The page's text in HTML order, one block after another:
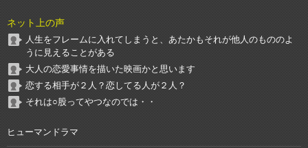
ネット上の声
人生をフレームに入れてしまうと、あたかもそれが他人のもののよ
うに見えることがある
大人の恋愛事情を描いた映画かと思います
恋する相手が２人？恋してる人が２人？
それは○股ってやつなのでは・・
ヒューマンドラマ